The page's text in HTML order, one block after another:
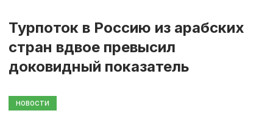
Турпоток в Россию из арабских
стран вдвое превысил
доковидный показатель
НОВОСТИ